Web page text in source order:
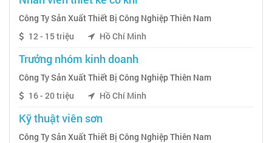
Công Ty Sản Xuất Thiết Bị Công Nghiệp Thiên Nam
12 - 15 triệu
Hồ Chí Minh
Trưởng nhóm kinh doanh
Công Ty Sản Xuất Thiết Bị Công Nghiệp Thiên Nam
16 - 20 triệu
Hồ Chí Minh
Kỹ thuật viên sơn
Công Ty Sản Xuất Thiết Bị Công Nghiệp Thiên Nam